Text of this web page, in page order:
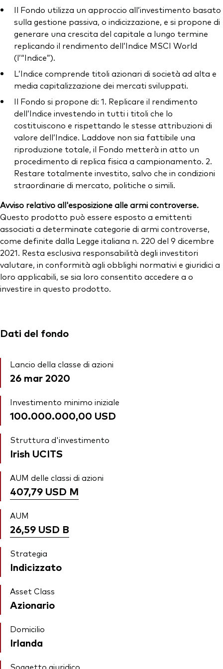
Il Fondo utilizza un approccio all’investimento basato
sulla gestione passiva, o indicizzazione, e si propone di
generare una crescita del capitale a lungo termine
replicando il rendimento dell’Indice MSCI World
(l’“Indice”).
L’Indice comprende titoli azionari di società ad alta e
media capitalizzazione dei mercati sviluppati.
Il Fondo si propone di: 1. Replicare il rendimento
dell’Indice investendo in tutti i titoli che lo
costituiscono e rispettando le stesse attribuzioni di
valore dell’Indice. Laddove non sia fattibile una
riproduzione totale, il Fondo metterà in atto un
procedimento di replica fisica a campionamento. 2.
Restare totalmente investito, salvo che in condizioni
straordinarie di mercato, politiche o simili.
Avviso relativo all'esposizione alle armi controverse.
Questo prodotto può essere esposto a emittenti
associati a determinate categorie di armi controverse,
come definite dalla Legge italiana n. 220 del 9 dicembre
2021. Resta esclusiva responsabilità degli investitori
valutare, in conformità agli obblighi normativi e giuridici a
loro applicabili, se sia loro consentito accedere a o
investire in questo prodotto.
Dati del fondo
Lancio della classe di azioni
26 mar 2020
Investimento minimo iniziale
100.000.000,00 USD
Struttura d'investimento
Irish UCITS
AUM delle classi di azioni
407,79 USD M
AUM
26,59 USD B
Strategia
Indicizzato
Asset Class
Azionario
Domicilio
Irlanda
Soggetto giuridico